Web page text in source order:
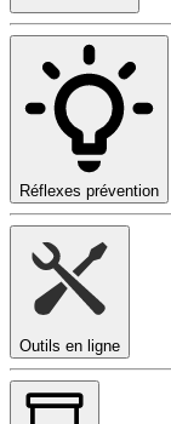
Réflexes prévention
Outils en ligne